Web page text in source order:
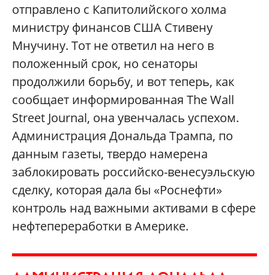
отправлено с Капитолийского холма
министру финансов США Стивену
Мнучину. Тот не ответил на него в
положенный срок, но сенаторы
продолжили борьбу, и вот теперь, как
сообщает информированная The Wall
Street Journal, она увенчалась успехом.
Администрация Дональда Трампа, по
данным газеты, твердо намерена
заблокировать российско-венесуэльскую
сделку, которая дала бы «Роснефти»
контроль над важными активами в сфере
нефтепереработки в Америке.